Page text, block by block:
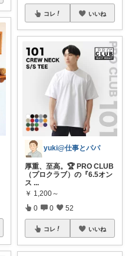
コレ いいね
yuki@仕事とパパ
厚重、至高。🏆 PRO CLUB
（プロクラブ）の『6.5オン
ス ...
￥ 1,200～
0 0 52
コレ いいね